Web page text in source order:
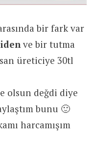
bir fark var
ve bir tutma
üreticiye 30tl
olsun değdi diye
bunu 🙂
harcamışım